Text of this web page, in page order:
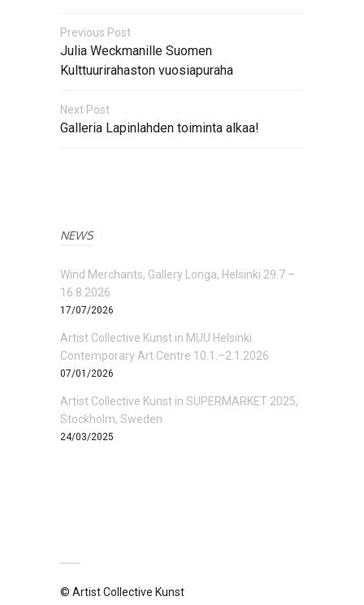
Previous Post
Julia Weckmanille Suomen
Kulttuurirahaston vuosiapuraha
Next Post
Galleria Lapinlahden toiminta alkaa!
NEWS
Wind Merchants, Gallery Longa, Helsinki 29.7.–
16.8.2026
17/07/2026
Artist Collective Kunst in MUU Helsinki
Contemporary Art Centre 10.1.–2.1.2026
07/01/2026
Artist Collective Kunst in SUPERMARKET 2025,
Stockholm, Sweden
24/03/2025
© Artist Collective Kunst